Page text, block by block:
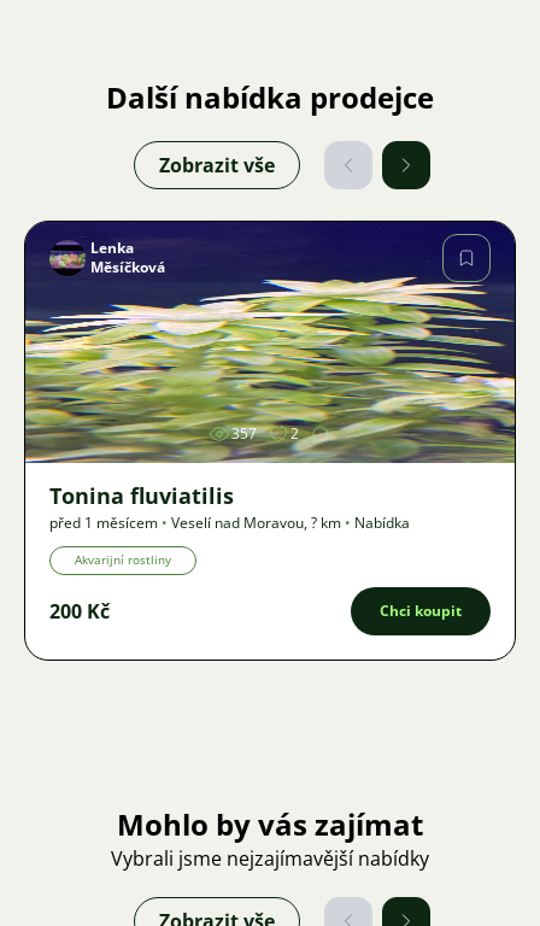
Další nabídka prodejce
Zobrazit vše
Obrázek
Lenka
Měsíčková
357 2
Tonina fluviatilis
před 1 měsícem • Veselí nad Moravou,? km • Nabídka
Akvarijní rostliny
200 Kč Chci koupit
Mohlo by vás zajímat
Vybrali jsme nejzajímavější nabídky
Zobrazit vše